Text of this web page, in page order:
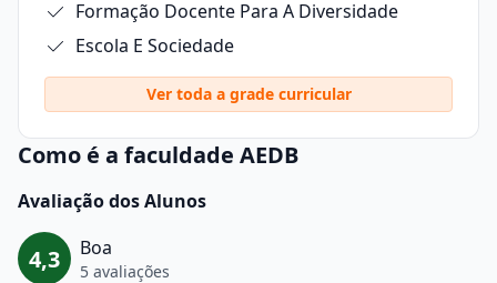
Formação Docente Para A Diversidade
Escola E Sociedade
Ver toda a grade curricular
Como é a faculdade AEDB
Avaliação dos Alunos
4,3 Boa
5 avaliações